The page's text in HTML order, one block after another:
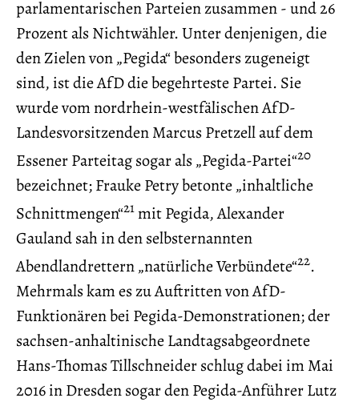
parlamentarischen Parteien zusammen - und 26
Prozent als Nichtwähler. Unter denjenigen, die
den Zielen von „Pegida“ besonders zugeneigt
sind, ist die AfD die begehrteste Partei. Sie
wurde vom nordrhein-westfälischen AfD-
Landesvorsitzenden Marcus Pretzell auf dem
Essener Parteitag sogar als „Pegida-Partei“20
bezeichnet; Frauke Petry betonte „inhaltliche
Schnittmengen“21mit Pegida, Alexander
Gauland sah in den selbsternannten
Abendlandrettern „natürliche Verbündete“22.
Mehrmals kam es zu Auftritten von AfD-
Funktionären bei Pegida-Demonstrationen; der
sachsen-anhaltinische Landtagsabgeordnete
Hans-Thomas Tillschneider schlug dabei im Mai
2016 in Dresden sogar den Pegida-Anführer Lutz